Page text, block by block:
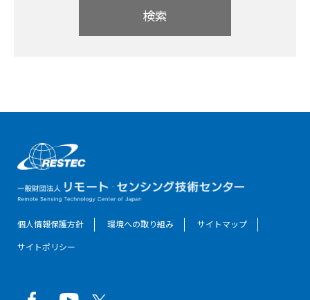
検索
個人情報保護方針 環境への取り組み
サイトマップ
サイトポリシー